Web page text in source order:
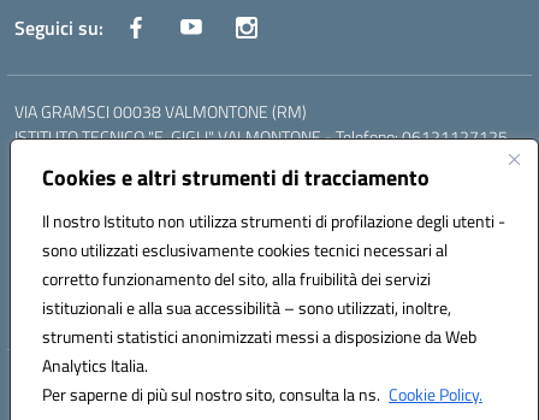
Cookies e altri strumenti di tracciamento
Il nostro Istituto non utilizza strumenti di profilazione degli utenti -
sono utilizzati esclusivamente cookies tecnici necessari al
corretto funzionamento del sito, alla fruibilità dei servizi
istituzionali e alla sua accessibilità – sono utilizzati, inoltre,
strumenti statistici anonimizzati messi a disposizione da Web
Analytics Italia.
Per saperne di più sul nostro sito, consulta la ns. Cookie Policy.
Seguici su:
VIA GRAMSCI 00038 VALMONTONE (RM)
ISTITUTO TECNICO "E. GIGLI" VALMONTONE - Telefono: 06121127125
06121126825
LICEO DELLE SCIENZE UMANE "P.L. NERVI" SEGNI - Telefono:
Mail: RMIS099002@istruzione.it - PEC: RMIS099002@pec.istruzione.it
Codice meccanografico: RMIS099002
Codice fiscale: 95036960581
Hosting & Powered by 3D Solution S.r.l.
Concept & Design by Designers Italia